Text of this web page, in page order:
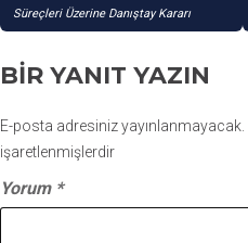
GEZINMESI
Süreçleri Üzerine Danıştay Kararı
BIR YANIT YAZIN
E-posta adresiniz yayınlanmayacak.
işaretlenmişlerdir
Yorum *